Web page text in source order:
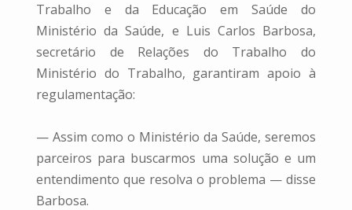
Trabalho e da Educação em Saúde do
Ministério da Saúde, e Luis Carlos Barbosa,
secretário de Relações do Trabalho do
Ministério do Trabalho, garantiram apoio à
regulamentação:
— Assim como o Ministério da Saúde, seremos
parceiros para buscarmos uma solução e um
entendimento que resolva o problema — disse
Barbosa.